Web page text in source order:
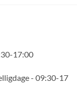
17:00
- 09:30-17